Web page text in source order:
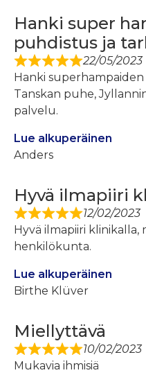
Hanki super
puhdistus ja
22/05/2023
Hanki
Tanskan puhe,
palvelu.
Lue alkuperäinen
Anders
Hyvä ilmapiiri
12/02/2023
Hyvä ilmapiiri klinikalla,
henkilökunta.
Lue alkuperäinen
Birthe Klüver
Miellyttävä
10/02/2023
Mukavia ihmisiä